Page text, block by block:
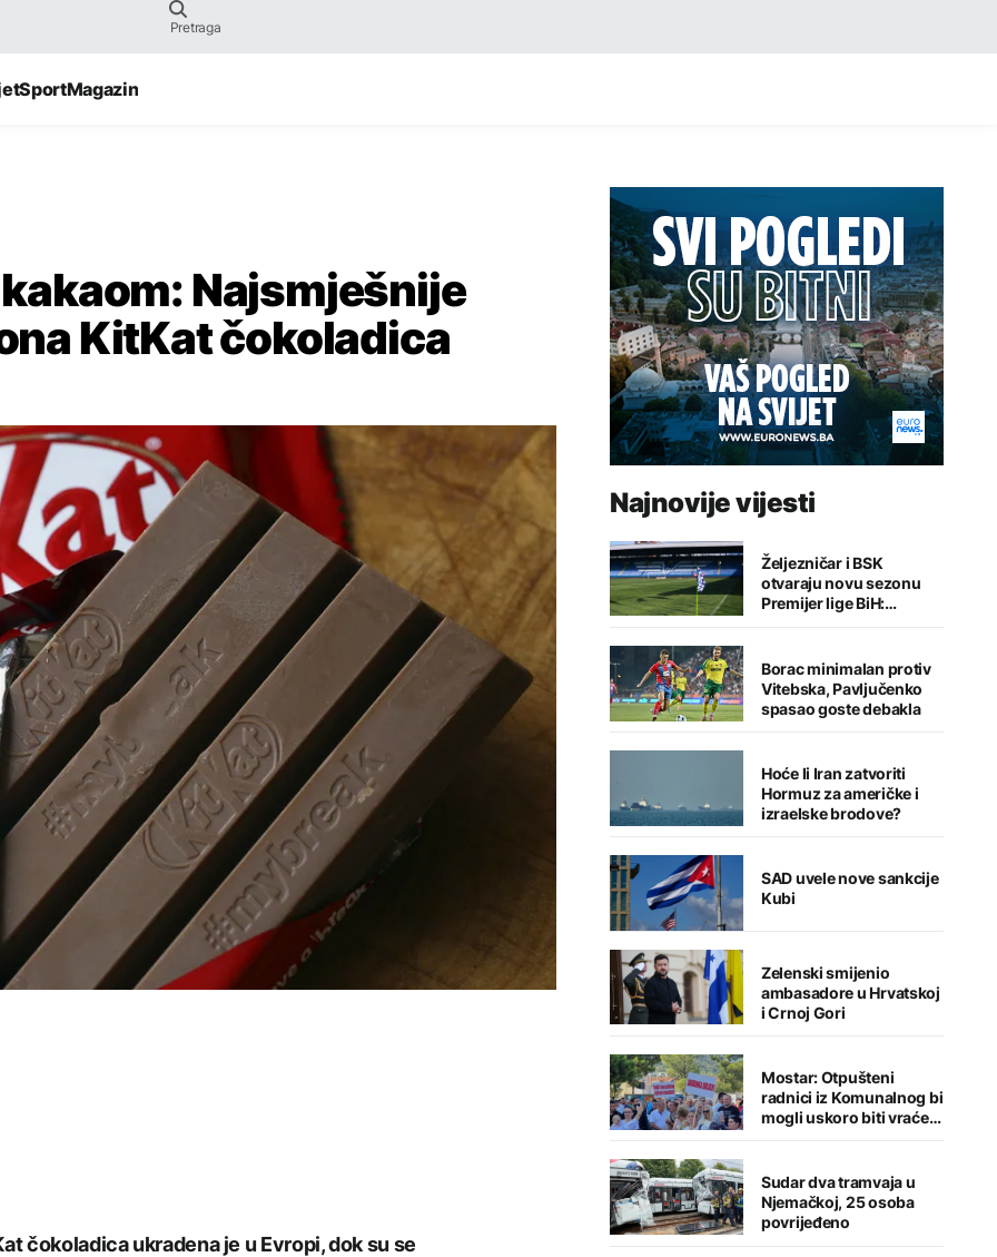
SportMagazin
Najsmješnije
KitKat čokoladica
čokoladica ukradena je u Evropi, dok su se
Najnovije vijesti
Željezničar i BSK
otvaraju novu sezonu
Premijer lige BiH:
Sarajlije u problemima,
Borac minimalan protiv
Vitebska, Pavljučenko
spasao goste debakla
Hoće li Iran zatvoriti
Hormuz za američke i
izraelske brodove?
SAD uvele nove sankcije
Kubi
Zelenski smijenio
ambasadore u Hrvatskoj
i Crnoj Gori
Mostar: Otpušteni
radnici iz Komunalnog bi
mogli uskoro biti vraćeni
na posao
Sudar dva tramvaja u
Njemačkoj, 25 osoba
povrijeđeno